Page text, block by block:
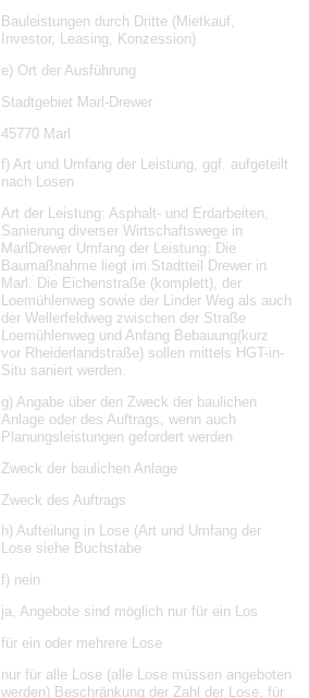
Bauleistungen durch Dritte (Mietkauf,
Investor, Leasing, Konzession)
e) Ort der Ausführung
Stadtgebiet Marl-Drewer
45770 Marl
f) Art und Umfang der Leistung, ggf. aufgeteilt
nach Losen
Art der Leistung: Asphalt- und Erdarbeiten,
Sanierung diverser Wirtschaftswege in
MarlDrewer Umfang der Leistung: Die
Baumaßnahme liegt im Stadtteil Drewer in
Marl. Die Eichenstraße (komplett), der
Loemühlenweg sowie der Linder Weg als auch
der Wellerfeldweg zwischen der Straße
Loemühlenweg und Anfang Bebauung(kurz
vor Rheiderlandstraße) sollen mittels HGT-in-
Situ saniert werden.
g) Angabe über den Zweck der baulichen
Anlage oder des Auftrags, wenn auch
Planungsleistungen gefordert werden
Zweck der baulichen Anlage
Zweck des Auftrags
h) Aufteilung in Lose (Art und Umfang der
Lose siehe Buchstabe
f) nein
ja, Angebote sind möglich nur für ein Los
für ein oder mehrere Lose
nur für alle Lose (alle Lose müssen angeboten
werden) Beschränkung der Zahl der Lose, für